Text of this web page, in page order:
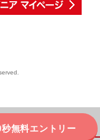
無料エントリー